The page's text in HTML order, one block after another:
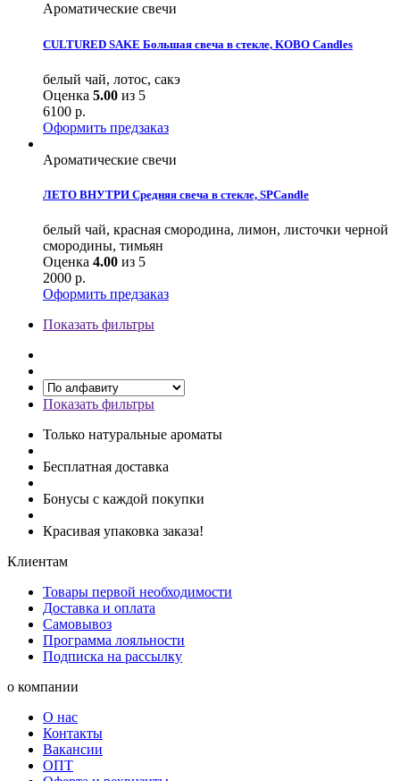
Ароматические свечи
CULTURED SAKE Большая свеча в стекле, KOBO Candles
белый чай, лотос, сакэ
Оценка 5.00 из 5
6100 р.
Оформить предзаказ
Ароматические свечи
ЛЕТО ВНУТРИ Средняя свеча в стекле, SPCandle
белый чай, красная смородина, лимон, листочки черной
смородины, тимьян
Оценка 4.00 из 5
2000 р.
Оформить предзаказ
Показать фильтры
Показать фильтры
Только натуральные ароматы
Бесплатная доставка
Бонусы с каждой покупки
Красивая упаковка заказа!
Клиентам
Товары первой необходимости
Доставка и оплата
Самовывоз
Программа лояльности
Подписка на рассылку
о компании
О нас
Контакты
Вакансии
ОПТ